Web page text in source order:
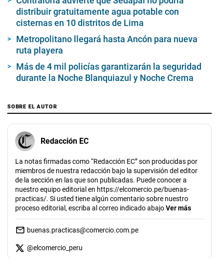
distribuir gratuitamente agua potable con
cisternas en 10 distritos de Lima
Metropolitano llegará hasta Ancón para nueva
ruta playera
Más de 4 mil policías garantizarán la seguridad
durante la Noche Blanquiazul y Noche Crema
SOBRE EL AUTOR
Redacción EC
La notas firmadas como “Redacción EC” son producidas por
miembros de nuestra redacción bajo la supervisión del editor
de la sección en las que son publicadas. Puede conocer a
nuestro equipo editorial en https://elcomercio.pe/buenas-
practicas/. Si usted tiene algún comentario sobre nuestro
proceso editorial, escriba al correo indicado abajoVer más
buenas.practicas@comercio.com.pe
@elcomercio_peru